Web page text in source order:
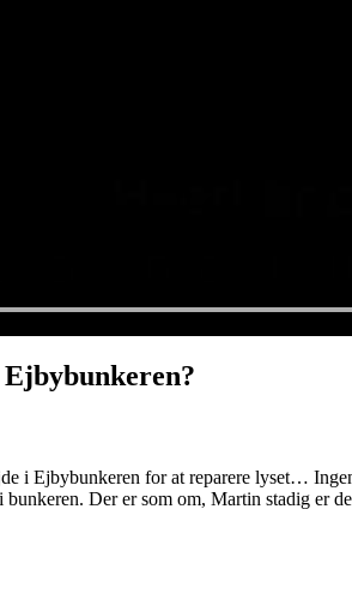
i Ejbybunkeren for at reparere lyset…
Der er som om, Martin stadig er